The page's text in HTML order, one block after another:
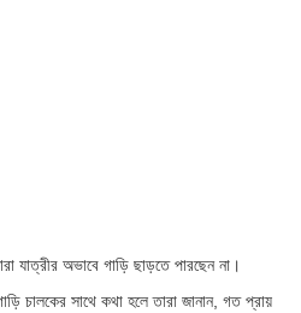
যাত্রীর অভাবে গাড়ি ছাড়তে পারছেন না।
চালকের সাথে কথা হলে তারা জানান, গত প্রায়